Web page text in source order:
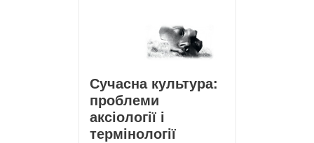
Сучасна культура:
проблеми
аксіології і
термінології